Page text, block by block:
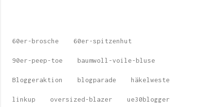
60er-brosche 60er-spitzenhut
90er-peep-toe baumwoll-voile-bluse
Bloggeraktion blogparade häkelweste
linkup oversized-blazer ue30blogger